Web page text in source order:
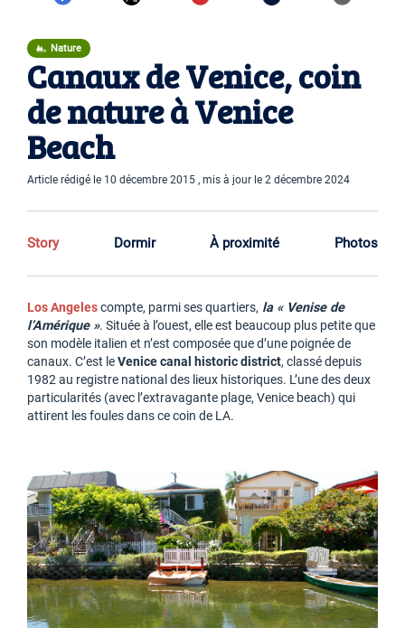
Nature
Canaux de Venice, coin
de nature à Venice
Beach
Article rédigé le 10 décembre 2015 , mis à jour le 2 décembre 2024
Story Dormir À proximité Photos
Los Angelescompte, parmi ses quartiers, la « Venise de
l’Amérique ». Située à l’ouest, elle est beaucoup plus petite que
son modèle italien et n’est composée que d’une poignée de
canaux. C’est leVenice canal historic district, classé depuis
1982 au registre national des lieux historiques. L’une des deux
particularités (avec l’extravagante plage, Venice beach) qui
attirent les foules dans ce coin de LA.